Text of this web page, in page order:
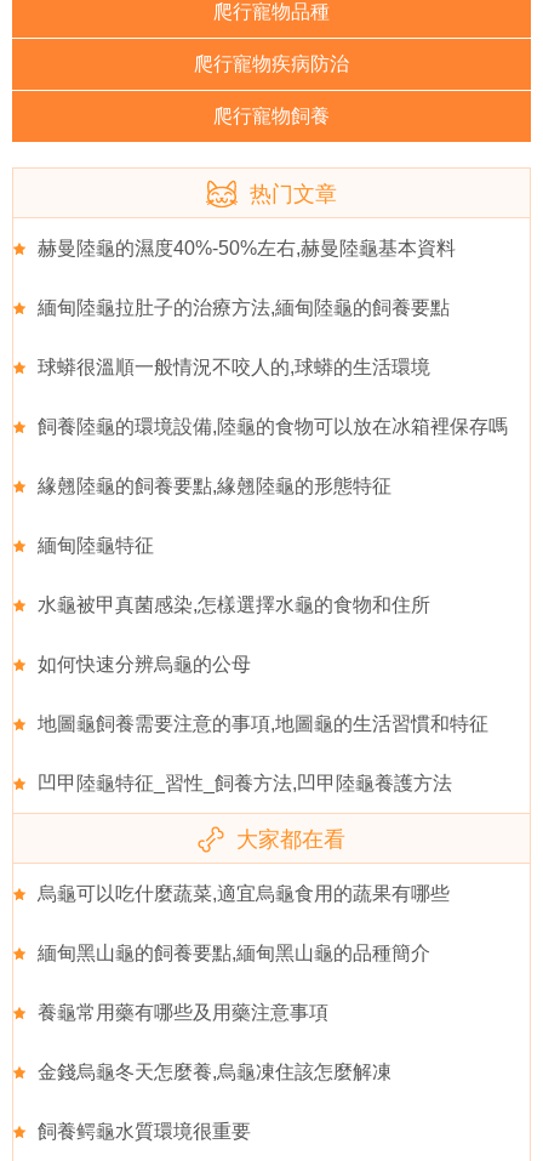
爬行寵物品種
爬行寵物疾病防治
爬行寵物飼養
热门文章
赫曼陸龜的濕度40%-50%左右,赫曼陸龜基本資料
緬甸陸龜拉肚子的治療方法,緬甸陸龜的飼養要點
球蟒很溫順一般情況不咬人的,球蟒的生活環境
飼養陸龜的環境設備,陸龜的食物可以放在冰箱裡保存嗎
緣翹陸龜的飼養要點,緣翹陸龜的形態特征
緬甸陸龜特征
水龜被甲真菌感染,怎樣選擇水龜的食物和住所
如何快速分辨烏龜的公母
地圖龜飼養需要注意的事項,地圖龜的生活習慣和特征
凹甲陸龜特征_習性_飼養方法,凹甲陸龜養護方法
大家都在看
烏龜可以吃什麼蔬菜,適宜烏龜食用的蔬果有哪些
緬甸黑山龜的飼養要點,緬甸黑山龜的品種簡介
養龜常用藥有哪些及用藥注意事項
金錢烏龜冬天怎麼養,烏龜凍住該怎麼解凍
飼養鳄龜水質環境很重要